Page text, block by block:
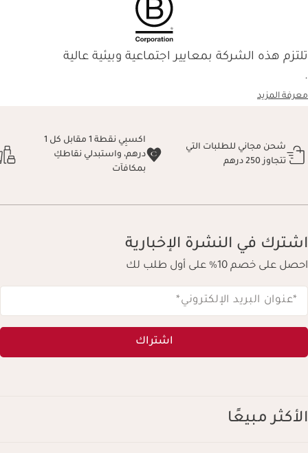
تلتزم هذه الشركة بمعايير اجتماعية وبيئية عالية
.
معرفة المزيد
شحن مجاني للطلبات التي
تتجاوز 250 درهم
اكسبِي نقطة 1 مقابل كل 1
درهم، واستبدلي نقاطكِ
بمكافآت
اشترك في النشرة الإخبارية
احصل على خصم 10% على أول طلب لك
*عنوان البريد الإلكتروني*
اشتراك
الأكثر مبيعًا